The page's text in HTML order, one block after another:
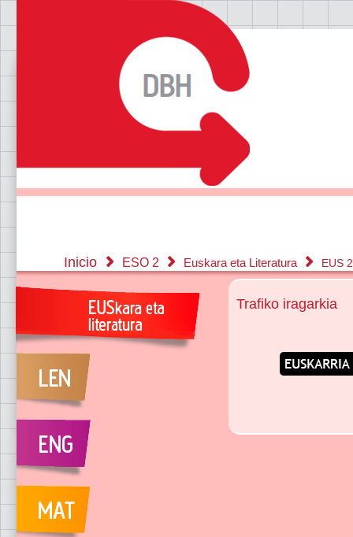
Inicio ESO 2 Euskara eta Literatura EUS
Trafiko iragarkia